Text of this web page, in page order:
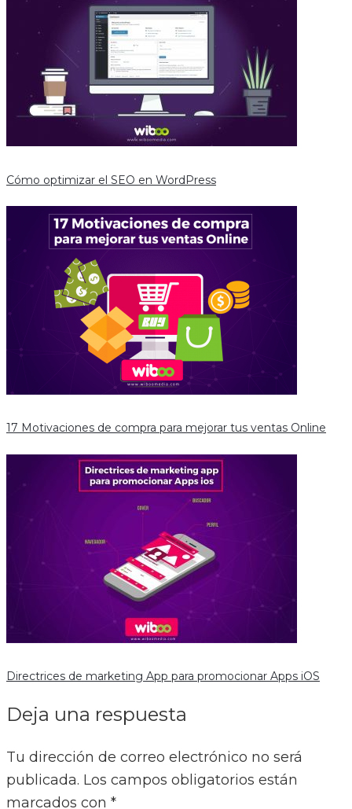
Cómo optimizar el SEO en WordPress
17 Motivaciones de compra para mejorar tus ventas Online
Directrices de marketing App para promocionar Apps iOS
Deja una respuesta
Tu dirección de correo electrónico no será
publicada. Los campos obligatorios están
marcados con *